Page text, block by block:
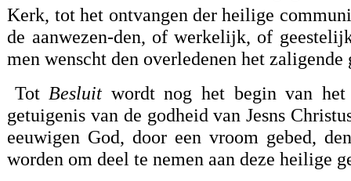
Kerk, tot het ontvangen der heilige
de aanwezen-den, of werkelijk, of
men wenscht den overledenen het
TotBesluit wordt nog het begin van het
getuigenis van de godheid van Jesns
eeuwigen God, door een vroom gebed,
worden om deel te nemen aan deze heilige